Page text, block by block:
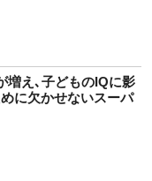
増え､子どものIQに影
に欠かせないスーパ